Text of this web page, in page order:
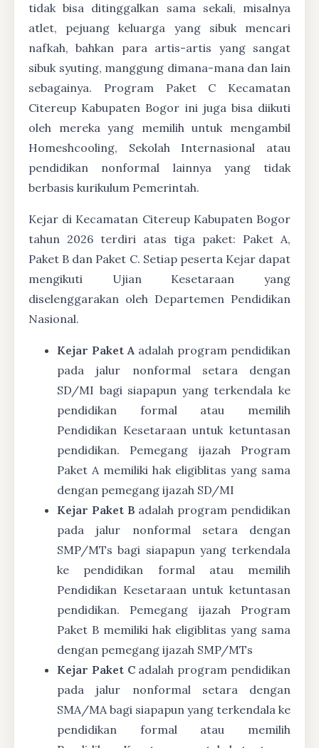
tidak bisa ditinggalkan sama sekali, misalnya
atlet, pejuang keluarga yang sibuk mencari
nafkah, bahkan para artis-artis yang sangat
sibuk syuting, manggung dimana-mana dan lain
sebagainya. Program Paket C Kecamatan
Citereup Kabupaten Bogor ini juga bisa diikuti
oleh mereka yang memilih untuk mengambil
Homeshcooling, Sekolah Internasional atau
pendidikan nonformal lainnya yang tidak
berbasis kurikulum Pemerintah.
Kejar di Kecamatan Citereup Kabupaten Bogor
tahun 2026 terdiri atas tiga paket: Paket A,
Paket B dan Paket C. Setiap peserta Kejar dapat
mengikuti Ujian Kesetaraan yang
diselenggarakan oleh Departemen Pendidikan
Nasional.
Kejar Paket A adalah program pendidikan
pada jalur nonformal setara dengan
SD/MI bagi siapapun yang terkendala ke
pendidikan formal atau memilih
Pendidikan Kesetaraan untuk ketuntasan
pendidikan. Pemegang ijazah Program
Paket A memiliki hak eligiblitas yang sama
dengan pemegang ijazah SD/MI
Kejar Paket B adalah program pendidikan
pada jalur nonformal setara dengan
SMP/MTs bagi siapapun yang terkendala
ke pendidikan formal atau memilih
Pendidikan Kesetaraan untuk ketuntasan
pendidikan. Pemegang ijazah Program
Paket B memiliki hak eligiblitas yang sama
dengan pemegang ijazah SMP/MTs
Kejar Paket Cadalah program pendidikan
pada jalur nonformal setara dengan
SMA/MA bagi siapapun yang terkendala ke
pendidikan formal atau memilih